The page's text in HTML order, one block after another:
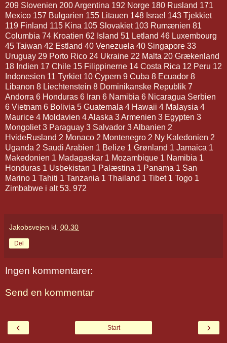
209 Slovenien 200 Argentina 192 Norge 180 Rusland 171
Mexico 157 Bulgarien 155 Litauen 148 Israel 143 Tjekkiet
119 Finland 115 Kina 105 Slovakiet 103 Rumænien 81
Columbia 74 Kroatien 62 Island 51 Letland 46 Luxembourg
45 Taiwan 42 Estland 40 Venezuela 40 Singapore 33
Uruguay 29 Porto Rico 24 Ukraine 22 Malta 20 Grækenland
18 Indien 17 Chile 15 Filippinerne 14 Costa Rica 12 Peru 12
Indonesien 11 Tyrkiet 10 Cypern 9 Cuba 8 Ecuador 8
Libanon 8 Liechtenstein 8 Dominikanske Republik 7
Andorra 6 Honduras 6 Iran 6 Namibia 6 Nicaragua Serbien
6 Vietnam 6 Bolivia 5 Guatemala 4 Hawaii 4 Malaysia 4
Maurice 4 Moldavien 4 Alaska 3 Armenien 3 Egypten 3
Mongoliet 3 Paraguay 3 Salvador 3 Albanien 2
HvideRusland 2 Monaco 2 Montenegro 2 Ny Kaledonien 2
Uganda 2 Saudi Arabien 1 Belize 1 Grønland 1 Jamaica 1
Makedonien 1 Madagaskar 1 Mozambique 1 Namibia 1
Honduras 1 Usbekistan 1 Palæstina 1 Panama 1 San
Marino 1 Tahiti 1 Tanzania 1 Thailand 1 Tibet 1 Togo 1
Zimbabwe i alt 53. 972
Jakobsvejen kl. 00.30
Del
Ingen kommentarer:
Send en kommentar
‹ ›
Start